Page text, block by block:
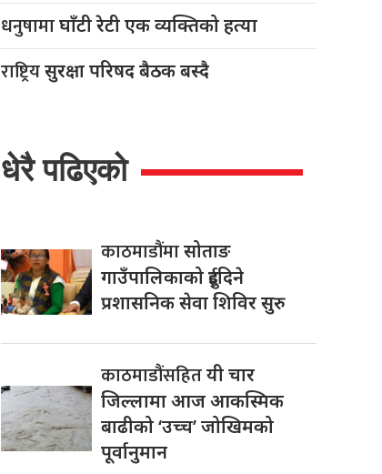
धनुषामाघाँटी रेटी एक व्यक्तिको हत्या
राष्ट्रियसुरक्षा परिषद बैठक बस्दै
धेरै पढिएको
काठमाडौंमासोताङ
गाउँपालिकाको दुईदिने
प्रशासनिक सेवा शिविर सुरु
काठमाडौंसहितयी चार
जिल्लामा आज आकस्मिक
बाढीको ‘उच्च’ जोखिमको
पूर्वानुमान